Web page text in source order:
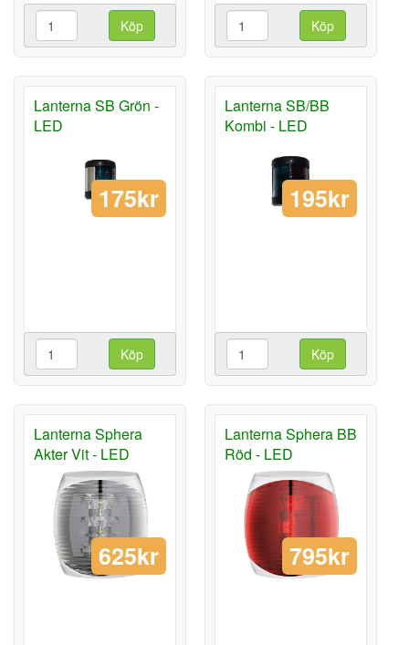
Köp Köp
Lanterna SB Grön -
LED
175kr
Köp
Lanterna SB/BB
Kombi - LED
195kr
Köp
Lanterna Sphera
Akter Vit - LED
625kr
Lanterna Sphera BB
Röd - LED
795kr